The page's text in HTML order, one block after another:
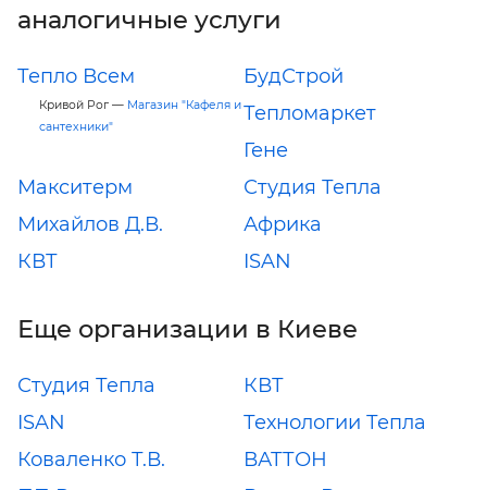
аналогичные услуги
Тепло Всем
Кривой Рог — Магазин "Кафеля и
сантехники"
БудСтрой
Тепломаркет
Гене
Макситерм
Студия Тепла
Михайлов Д.В.
Африка
КВТ
ISAN
Еще организации в Киеве
Студия Тепла
КВТ
ISAN
Технологии Тепла
Коваленко Т.В.
ВАТТОН